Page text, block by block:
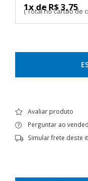
1x de R$ 3,75
Avaliar produto
Perguntar ao
Simular frete deste